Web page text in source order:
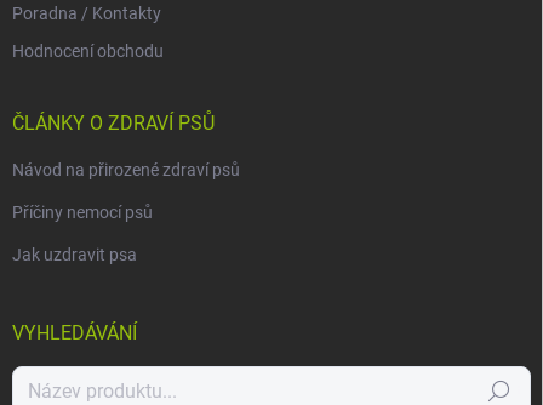
Poradna / Kontakty
Hodnocení obchodu
ČLÁNKY O ZDRAVÍ PSŮ
Návod na přirozené zdraví psů
Příčiny nemocí psů
Jak uzdravit psa
VYHLEDÁVÁNÍ
Hledat